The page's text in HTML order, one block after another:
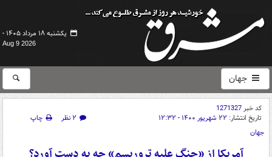
یکشنبه ۱۸ مرداد ۱۴۰۵ -
Aug 9 2026
جهان
کد خبر1271327
تاریخ انتشار: ۲۲ شهریور ۱۴۰۰ - ۱۲:۳۲ ۲ نظر
چاپ
جهان